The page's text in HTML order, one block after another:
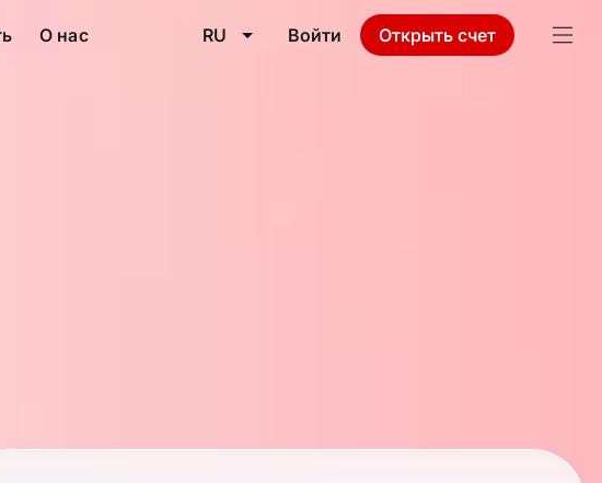
О нас RU Войти Открыть счет